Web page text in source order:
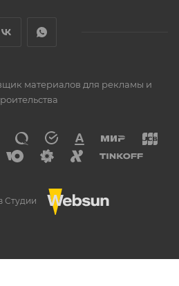
материалов для рекламы и
Студии